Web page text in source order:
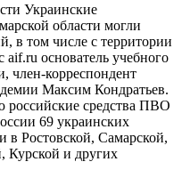
Украинские
области могли
в том числе с территории
основатель учебного
член-корреспондент
Максим Кондратьев.
средства ПВО
69 украинских
в Ростовской, Самарской,
Курской и других